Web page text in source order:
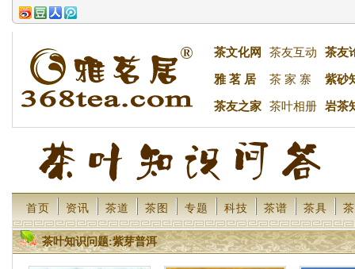
茶文化网 茶友互动 茶友
雅 茗 居 茶 家 寨 紫砂
茶友之家 茶叶相册 岩茶
首页 资讯 茶道 茶图 专题 科技 茶谱 茶具
茶叶知识问题:紫芽普洱